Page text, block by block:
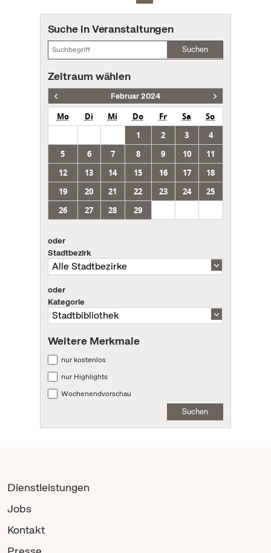
Suche in Veranstaltungen
Suchen
Zeitraum wählen
Februar 2024
Mo Di Mi Do Fr Sa
So
1
2 3
4
5
6 7 8 9 10
11
12
13 14 15 16 17
18
19
20 21 22 23 24
25
26
27 28 29
oder
Stadtbezirk
oder
Kategorie
Weitere Merkmale
nur kostenlos
nur Highlights
Wochenendvorschau
Suchen
Dienstleistungen
Jobs
Kontakt